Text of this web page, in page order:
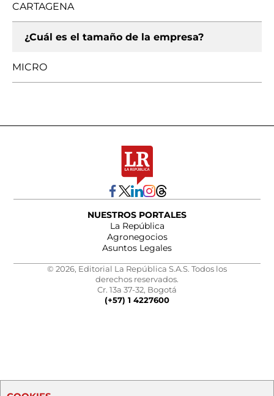
CARTAGENA
¿Cuál es el tamaño de la empresa?
MICRO
NUESTROS PORTALES
La República
Agronegocios
Asuntos Legales
© 2026, Editorial La República S.A.S. Todos los
derechos reservados.
Cr. 13a 37-32, Bogotá
(+57) 1 4227600